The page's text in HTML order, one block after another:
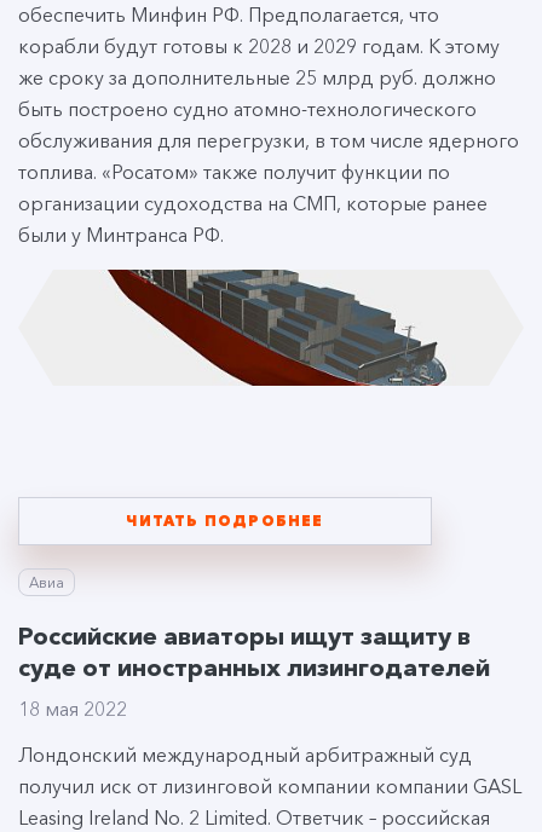
обеспечить Минфин РФ. Предполагается, что
корабли будут готовы к 2028 и 2029 годам. К этому
же сроку за дополнительные 25 млрд руб. должно
быть построено судно атомно-технологического
обслуживания для перегрузки, в том числе ядерного
топлива. «Росатом» также получит функции по
организации судоходства на СМП, которые ранее
были у Минтранса РФ.
ЧИТАТЬ ПОДРОБНЕЕ
Авиа
Российские авиаторы ищут защиту в
суде от иностранных лизингодателей
18 мая 2022
Лондонский международный арбитражный суд
получил иск от лизинговой компании компании GASL
Leasing Ireland No. 2 Limited. Ответчик – российская